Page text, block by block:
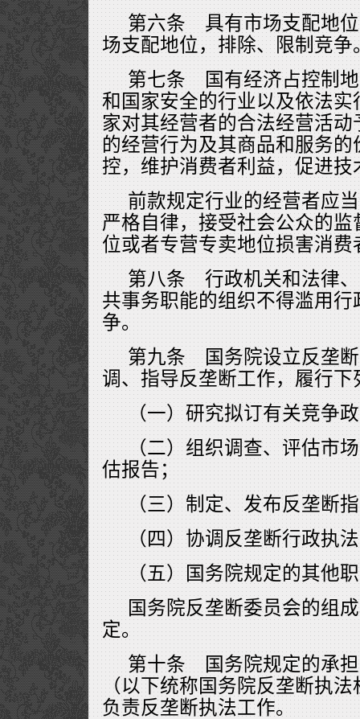
第六条 具有市场支配地
场支配地位，排除、限制竞争
第七条 国有经济占控制
和国家安全的行业以及依法
家对其经营者的合法经营活
的经营行为及其商品和服务
控，维护消费者利益，促进技
前款规定行业的经营者应
严格自律，接受社会公众的
位或者专营专卖地位损害消费
第八条 行政机关和法律
共事务职能的组织不得滥用
争。
第九条 国务院设立反垄
调、指导反垄断工作，履行下
（一）研究拟订有关竞争
（二）组织调查、评估市
估报告；
（三）制定、发布反垄断
（四）协调反垄断行政执
（五）国务院规定的其他
国务院反垄断委员会的组
定。
第十条 国务院规定的承
（以下统称国务院反垄断执
负责反垄断执法工作。